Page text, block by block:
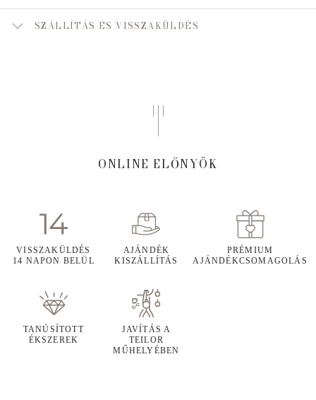
SZÁLLÍTÁS ÉS VISSZAKÜLDÉS
ONLINE ELŐNYÖK
VISSZAKÜLDÉS
14 NAPON BELÜL
AJÁNDÉK
KISZÁLLÍTÁS
PRÉMIUM
AJÁNDÉKCSOMAGOLÁS
TANÚSÍTOTT
ÉKSZEREK
JAVÍTÁS A
TEILOR
MŰHELYÉBEN